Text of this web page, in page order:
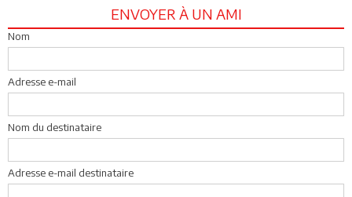
ENVOYER À UN AMI
Nom
Adresse e-mail
Nom du destinataire
Adresse e-mail destinataire